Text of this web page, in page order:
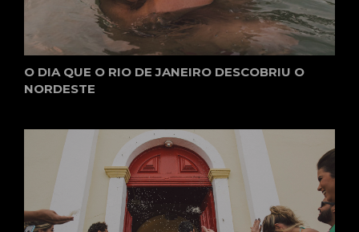
O DIA QUE O RIO DE JANEIRO DESCOBRIU O
NORDESTE